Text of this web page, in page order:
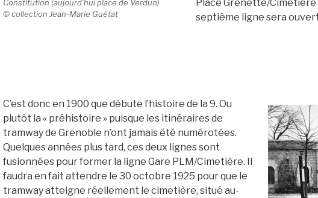
Constitution (aujourd’hui place de Verdun)
© collection Jean-Marie Guétat
Place Grenette/Cimetière
septième ligne sera
C’est donc en 1900 que débute l’histoire de la 9. Ou
plutôt la « préhistoire » puisque les itinéraires de
tramway de Grenoble n’ont jamais été numérotées.
Quelques années plus tard, ces deux lignes sont
fusionnées pour former la ligne Gare PLM/Cimetière. Il
faudra en fait attendre le 30 octobre 1925 pour que le
tramway atteigne réellement le cimetière, situé au-